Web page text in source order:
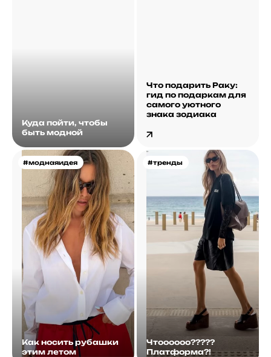
Куда пойти, чтобы
быть модной
Что подарить Раку:
гид по подаркам для
самого уютного
знака зодиака
#моднаяидея
Как носить рубашки
этим летом
#тренды
Чтоооооо?????
Платформа?!